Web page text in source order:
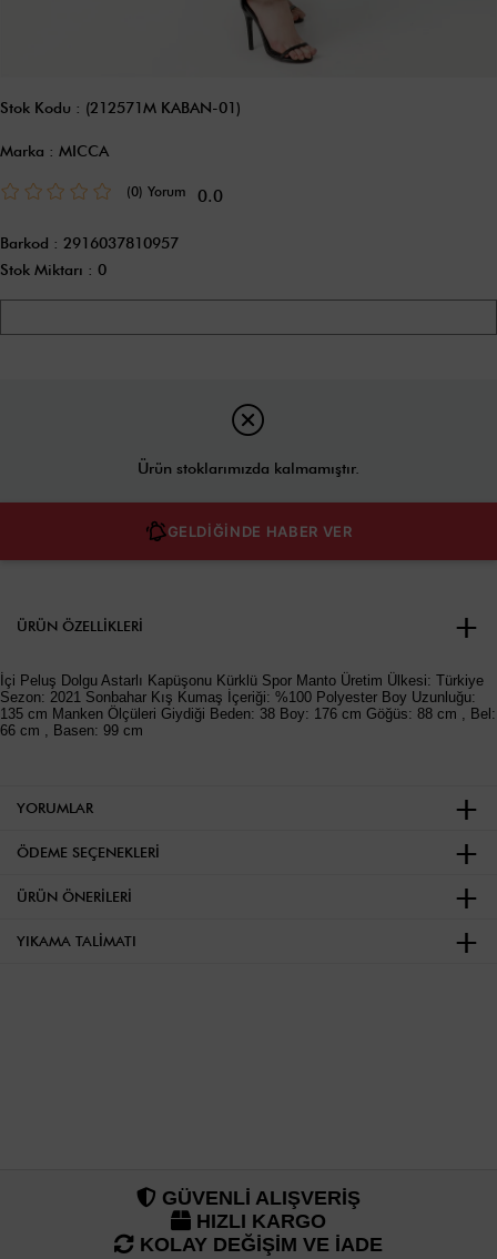
Stok Kodu (212571M KABAN-01)
Marka : MICCA
(0) 0.0
Barkod : 2916037810957
Stok Miktarı : 0
Ürün stoklarımızda kalmamıştır.
GELDİĞİNDE HABER VER
ÜRÜN ÖZELLIKLERI
İçi Peluş Dolgu Astarlı Kapüşonu Kürklü Spor Manto Üretim Ülkesi: Türkiye
Sezon: 2021 Sonbahar Kış Kumaş İçeriği: %100 Polyester Boy Uzunluğu:
135 cm Manken Ölçüleri Giydiği Beden: 38 Boy: 176 cm Göğüs: 88 cm , Bel:
66 cm , Basen: 99 cm
YORUMLAR
ÖDEME SEÇENEKLERI
ÜRÜN ÖNERILERI
YIKAMA TALIMATI
GÜVENLİ ALIŞVERİŞ
HIZLI KARGO
KOLAY DEĞİŞİM VE İADE